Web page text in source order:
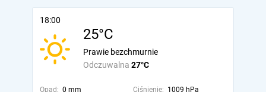
18:00
25°C
Odczuwalna 27°C
Prawie bezchmurnie
Opad: 0 mm Ciśnienie: 1009 hPa